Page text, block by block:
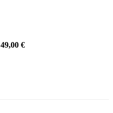
49,00 €